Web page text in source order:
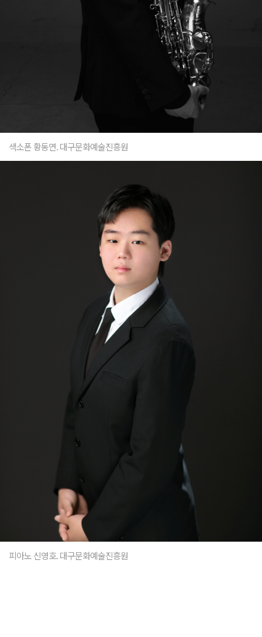
색소폰 황동연. 대구문화예술진흥원
피아노 신영호. 대구문화예술진흥원